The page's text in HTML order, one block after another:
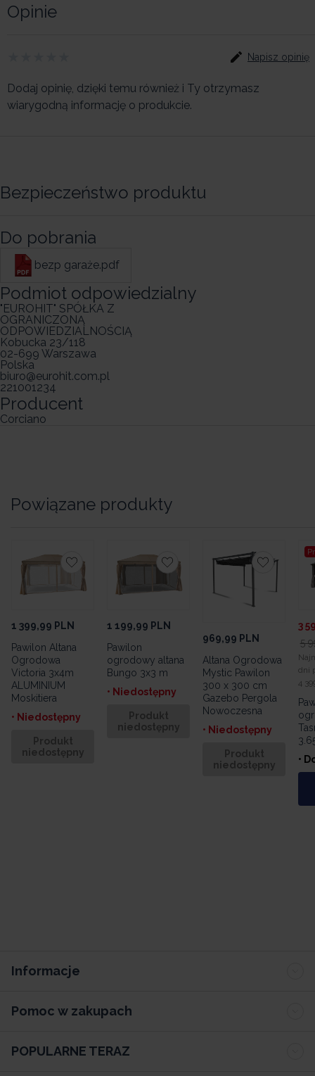
Opinie
Napisz opinię
Dodaj opinię, dzięki temu również i Ty otrzymasz
wiarygodną informację o produkcie.
Bezpieczeństwo produktu
Do pobrania
bezp garaże.pdf
Podmiot odpowiedzialny
"EUROHIT" SPÓŁKA Z
OGRANICZONĄ
ODPOWIEDZIALNOŚCIĄ
Kobucka 23/118
02-699 Warszawa
Polska
biuro@eurohit.com.pl
221001234
Producent
Corciano
Powiązane produkty
1 399,99 PLN
Pawilon Altana
Ogrodowa
Victoria 3x4m
ALUMINIUM
Moskitiera
• Niedostępny
Produkt
niedostępny
1 199,99 PLN
Pawilon
ogrodowy altana
Bungo 3x3 m
• Niedostępny
Produkt
niedostępny
969,99 PLN
Altana Ogrodowa
Mystic Pawilon
300 x 300 cm
Gazebo Pergola
Nowoczesna
• Niedostępny
Produkt
niedostępny
3
5
dni
4
•
Informacje
Pomoc w zakupach
POPULARNE TERAZ